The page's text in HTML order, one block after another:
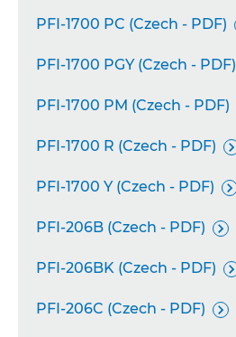
PFI-1700 PC (Czech - PDF)
PFI-1700 PGY (Czech - PDF)
PFI-1700 PM (Czech - PDF)
PFI-1700 R (Czech - PDF) 
PFI-1700 Y (Czech - PDF) 
PFI-206B (Czech - PDF) 
PFI-206BK (Czech - PDF) 
PFI-206C (Czech - PDF) 